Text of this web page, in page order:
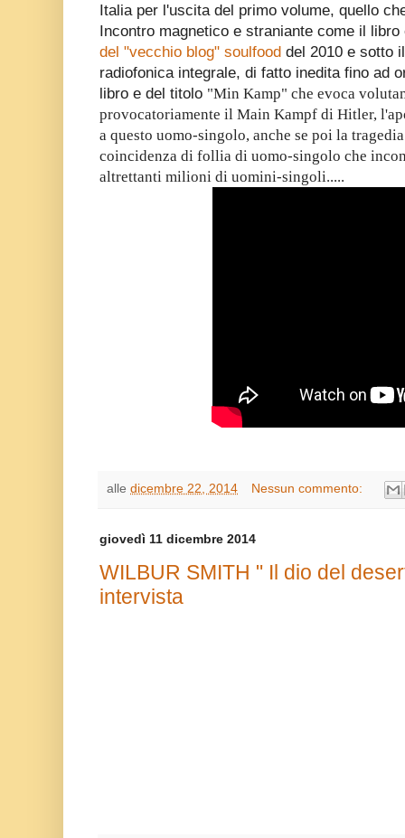
Italia per l'uscita del primo volume, quello
Incontro magnetico e straniante come il
del "vecchio blog" soulfood del 2010 e sotto
radiofonica integrale, di fatto inedita fino ad
libro e del titolo "Min Kamp" che evoca
provocatoriamente il Main Kampf di Hitler,
a questo uomo-singolo, anche se poi la
coincidenza di follia di uomo-singolo che
altrettanti milioni di uomini-singoli.....
alle dicembre 22, 2014 Nessun commento:
giovedì 11 dicembre 2014
WILBUR SMITH " Il dio del
intervista